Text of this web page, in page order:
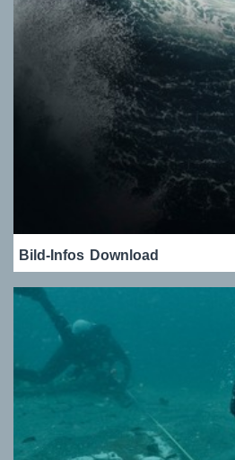
Bild-Infos Download